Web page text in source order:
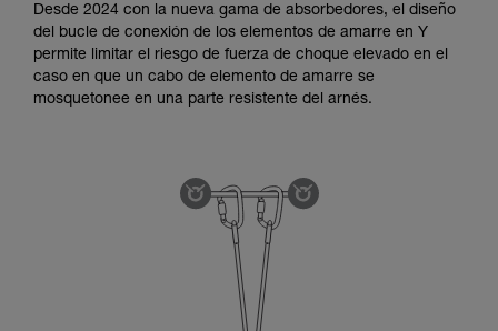
Desde 2024 con la nueva gama de absorbedores, el diseño
del bucle de conexión de los elementos de amarre en Y
permite limitar el riesgo de fuerza de choque elevado en el
caso en que un cabo de elemento de amarre se
mosquetonee en una parte resistente del arnés.